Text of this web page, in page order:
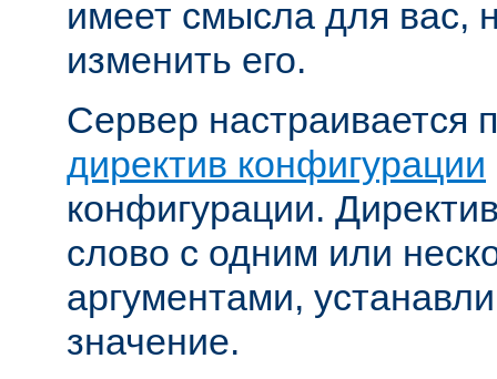
имеет смысла для вас,
изменить его.
Сервер настраивается
директив конфигурации
конфигурации.
слово с одним или
аргументами,
значение.